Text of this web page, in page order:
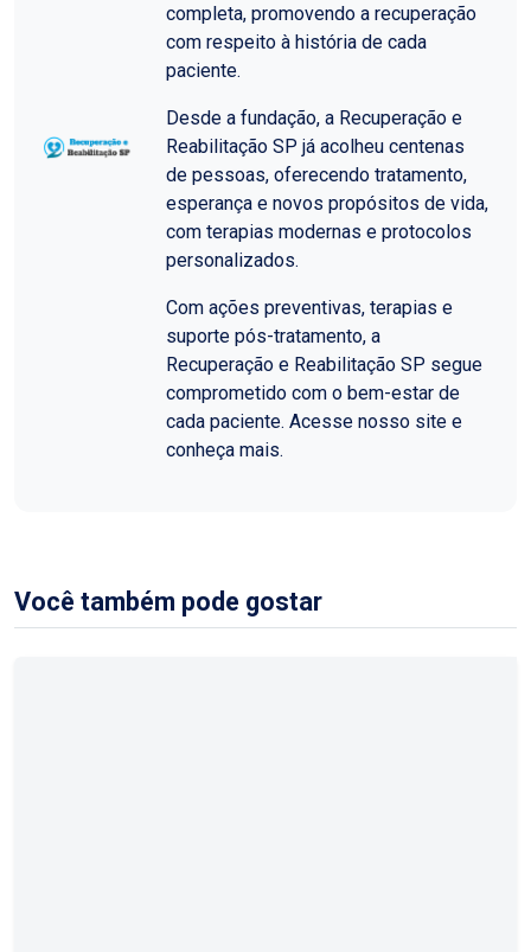
completa, promovendo a recuperação
com respeito à história de cada
paciente.
Desde a fundação, a Recuperação e
Reabilitação SP já acolheu centenas
de pessoas, oferecendo tratamento,
esperança e novos propósitos de vida,
com terapias modernas e protocolos
personalizados.
Com ações preventivas, terapias e
suporte pós-tratamento, a
Recuperação e Reabilitação SP segue
comprometido com o bem-estar de
cada paciente. Acesse nosso site e
conheça mais.
Você também pode gostar